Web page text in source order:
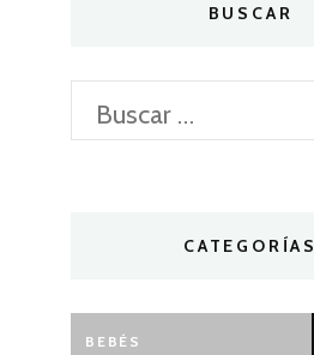
BUSCAR
Buscar:
CATEGORÍAS
BEBÉS